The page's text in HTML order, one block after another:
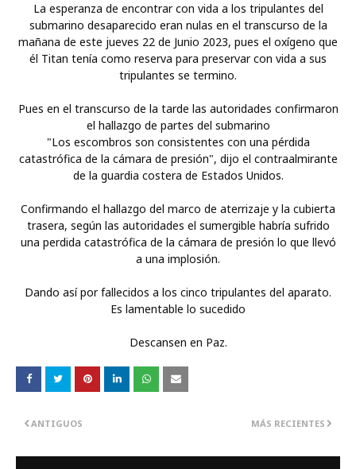
La esperanza de encontrar con vida a los tripulantes del
submarino desaparecido eran nulas en el transcurso de la
mañana de este jueves 22 de Junio 2023, pues el oxígeno que
él Titan tenía como reserva para preservar con vida a sus
tripulantes se termino.
Pues en el transcurso de la tarde las autoridades confirmaron
el hallazgo de partes del submarino
"Los escombros son consistentes con una pérdida
catastrófica de la cámara de presión", dijo el contraalmirante
de la guardia costera de Estados Unidos.
Confirmando el hallazgo del marco de aterrizaje y la cubierta
trasera, según las autoridades el sumergible habría sufrido
una perdida catastrófica de la cámara de presión lo que llevó
a una implosión.
Dando así por fallecidos a los cinco tripulantes del aparato.
Es lamentable lo sucedido
Descansen en Paz.
MÁS RECIENTES
ANTIGUOS